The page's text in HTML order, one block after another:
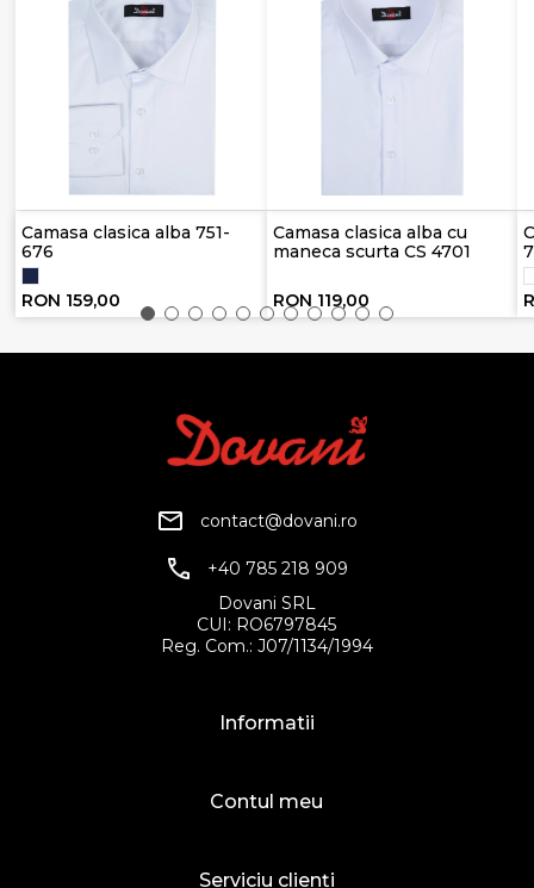
Camasa clasica alba 751-
676
RON 159,00
Camasa clasica alba cu
maneca scurta CS 4701
RON 119,00
contact@dovani.ro
+40 785 218 909
Dovani SRL
CUI: RO6797845
Reg. Com.: J07/1134/1994
Informatii
Contul meu
Serviciu clienți